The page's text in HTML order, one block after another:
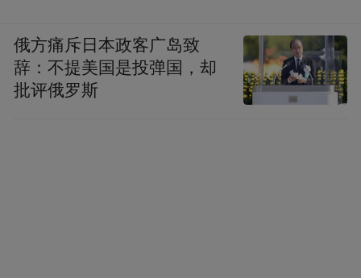
俄方痛斥日本政客广岛致
辞：不提美国是投弹国，却
批评俄罗斯